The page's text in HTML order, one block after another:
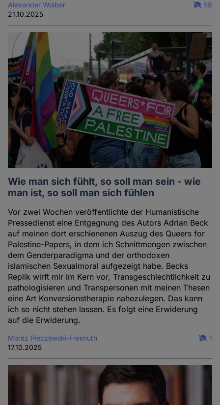
Alexander Wolber
21.10.2025
58
Wie man sich fühlt, so soll man sein - wie
man ist, so soll man sich fühlen
Vor zwei Wochen veröffentlichte der Humanistische
Pressedienst eine Entgegnung des Autors Adrian Beck
auf meinen dort erschienenen Auszug des Queers for
Palestine-Papers, in dem ich Schnittmengen zwischen
dem Genderparadigma und der orthodoxen
islamischen Sexualmoral aufgezeigt habe. Becks
Replik wirft mir im Kern vor, Transgeschlechtlichkeit zu
pathologisieren und Transpersonen mit meinen Thesen
eine Art Konversionstherapie nahezulegen. Das kann
ich so nicht stehen lassen. Es folgt eine Erwiderung
auf die Erwiderung.
Moritz Pieczewski-Freimuth
17.10.2025
1